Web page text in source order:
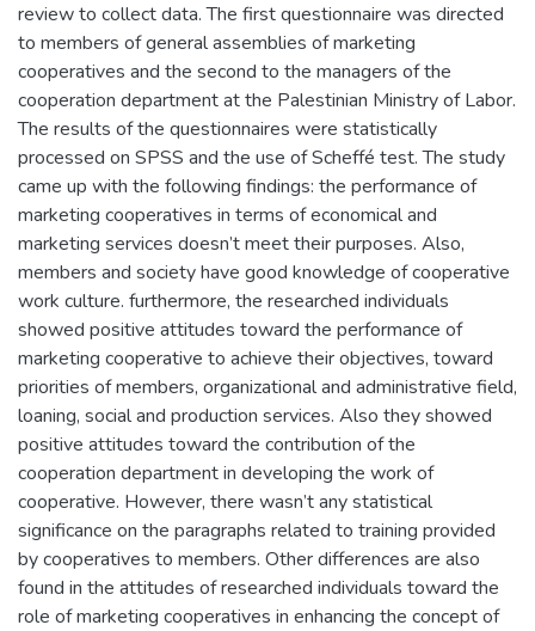
review to collect data. The first questionnaire was directed
to members of general assemblies of marketing
cooperatives and the second to the managers of the
cooperation department at the Palestinian Ministry of Labor.
The results of the questionnaires were statistically
processed on SPSS and the use of Scheffé test. The study
came up with the following findings: the performance of
marketing cooperatives in terms of economical and
marketing services doesn’t meet their purposes. Also,
members and society have good knowledge of cooperative
work culture. furthermore, the researched individuals
showed positive attitudes toward the performance of
marketing cooperative to achieve their objectives, toward
priorities of members, organizational and administrative field,
loaning, social and production services. Also they showed
positive attitudes toward the contribution of the
cooperation department in developing the work of
cooperative. However, there wasn’t any statistical
significance on the paragraphs related to training provided
by cooperatives to members. Other differences are also
found in the attitudes of researched individuals toward the
role of marketing cooperatives in enhancing the concept of